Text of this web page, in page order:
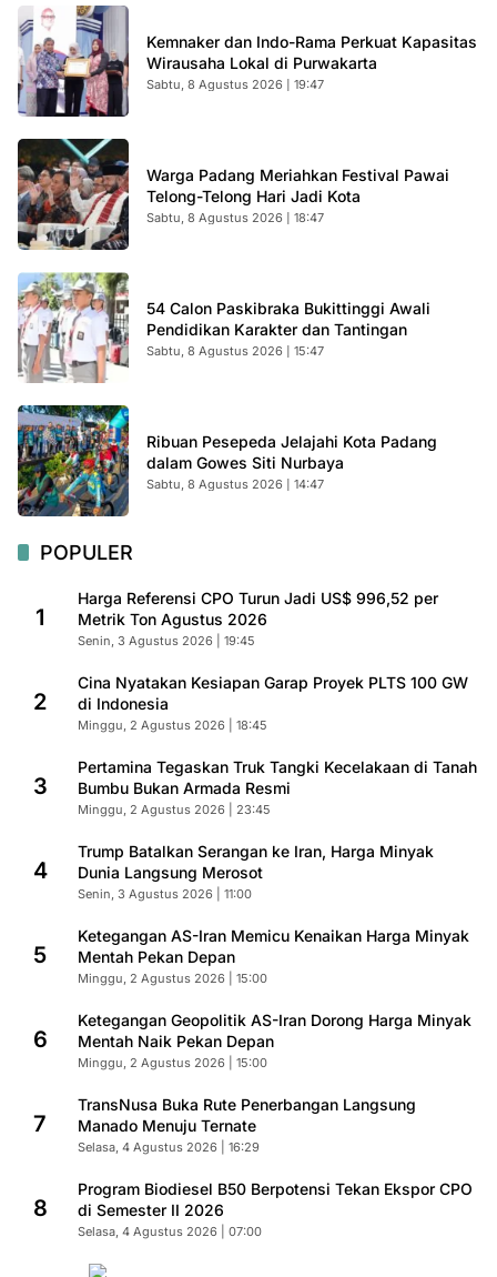
Kemnaker dan Indo-Rama Perkuat Kapasitas
Wirausaha Lokal di Purwakarta
Sabtu, 8 Agustus 2026 | 19:47
Warga Padang Meriahkan Festival Pawai
Telong-Telong Hari Jadi Kota
Sabtu, 8 Agustus 2026 | 18:47
54 Calon Paskibraka Bukittinggi Awali
Pendidikan Karakter dan Tantingan
Sabtu, 8 Agustus 2026 | 15:47
Ribuan Pesepeda Jelajahi Kota Padang
dalam Gowes Siti Nurbaya
Sabtu, 8 Agustus 2026 | 14:47
POPULER
1
Harga Referensi CPO Turun Jadi US$ 996,52 per
Metrik Ton Agustus 2026
Senin, 3 Agustus 2026 | 19:45
2
Cina Nyatakan Kesiapan Garap Proyek PLTS 100 GW
di Indonesia
Minggu, 2 Agustus 2026 | 18:45
3
Pertamina Tegaskan Truk Tangki Kecelakaan di Tanah
Bumbu Bukan Armada Resmi
Minggu, 2 Agustus 2026 | 23:45
4
Trump Batalkan Serangan ke Iran, Harga Minyak
Dunia Langsung Merosot
Senin, 3 Agustus 2026 | 11:00
5
Ketegangan AS-Iran Memicu Kenaikan Harga Minyak
Mentah Pekan Depan
Minggu, 2 Agustus 2026 | 15:00
6
Ketegangan Geopolitik AS-Iran Dorong Harga Minyak
Mentah Naik Pekan Depan
Minggu, 2 Agustus 2026 | 15:00
7
TransNusa Buka Rute Penerbangan Langsung
Manado Menuju Ternate
Selasa, 4 Agustus 2026 | 16:29
8
Program Biodiesel B50 Berpotensi Tekan Ekspor CPO
di Semester II 2026
Selasa, 4 Agustus 2026 | 07:00